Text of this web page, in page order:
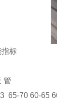
标
管
65-70 60-65